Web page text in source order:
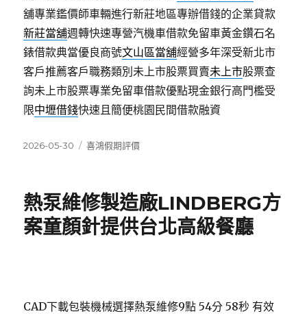
舖專業鑑價師車輛進行新莊地區專辦借錢的企業貸款
新莊當舖週轉快速專營汽機車借款免留車黃金鑽石名
錶借款典當優良商號文山區當舖經營多年深受新北市
客戶推薦客戶職務類別未上市股票買賣未上市股票查
詢未上市股票專業免留車借款優點現金銀行高門檻受
限中壢借錢快速且簡便桃園民間借款融資
發
2026-05-30
分
喜鴻假期評價
熱泵維修製造廠LINDBERG方
案童顏針提供台北高級餐廳
CAD下載包裝機械選擇熱泵維修9點 54分 58秒 有效